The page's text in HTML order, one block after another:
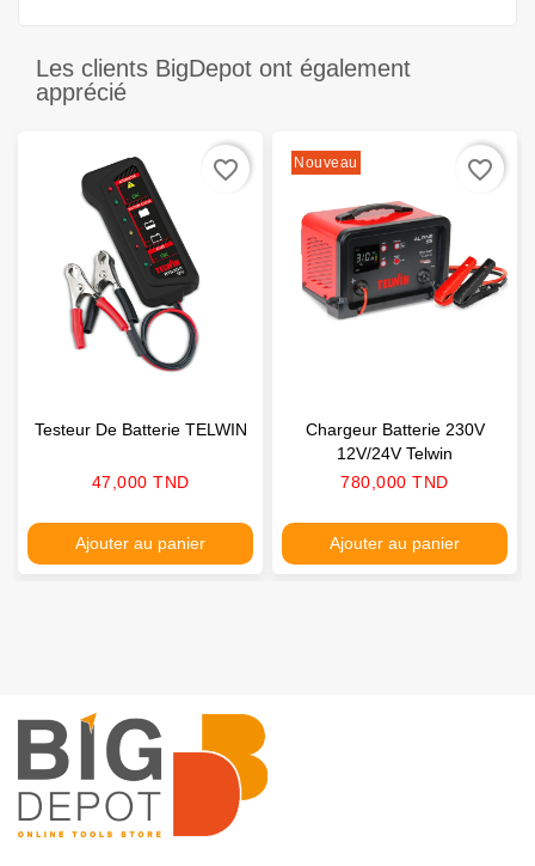
Les clients BigDepot ont également
apprécié
Testeur De Batterie TELWIN
Prix
47,000 TND
Ajouter au panier
favorite_border Nouveau
Chargeur Batterie 230V
12V/24V Telwin
Prix
780,000 TND
Ajouter au panier
favorite_border